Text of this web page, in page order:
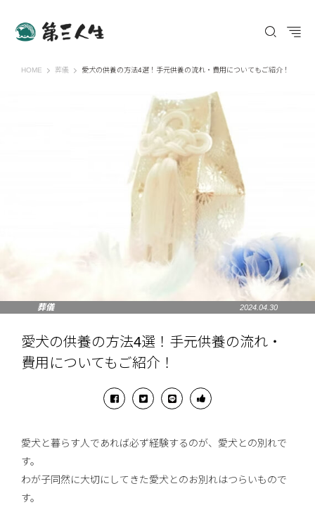
HOME 第三人生 〜寄り道の歩き方〜
葬儀 愛犬の供養の方法4選！手元供養の流れ・費用についてもご紹介！
葬儀 2024.04.30
愛犬の供養の方法4選！手元供養の流れ・
費用についてもご紹介！
愛犬と暮らす人であれば必ず経験するのが、愛犬との別れで
す。
わが子同然に大切にしてきた愛犬とのお別れはつらいもので
す。